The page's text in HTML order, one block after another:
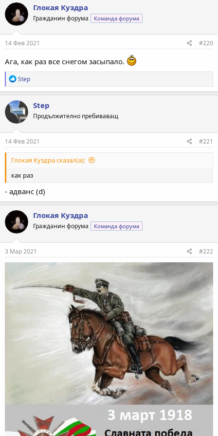
Глокая Куздра
Гражданин форума Команда форума
14 Фев 2021 #220
Ага, как раз вcе снегом засыпало.
Р
е
а
к
ц
и
и
:
Step
Step
Продължително пребиваващ
14 Фев 2021 #221
Глокая Куздра сказал(а):
как раз
- адванс (d)
Глокая Куздра
Гражданин форума Команда форума
3 Мар 2021 #222